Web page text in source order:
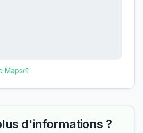
Maps
d'informations ?